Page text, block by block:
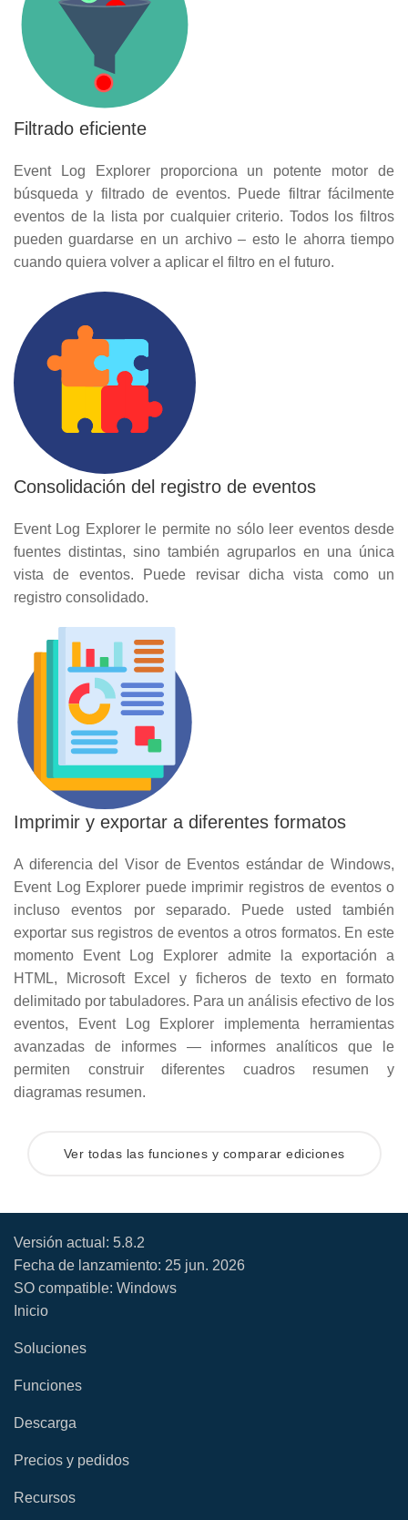
Filtrado eficiente
Event Log Explorer proporciona un potente motor de
búsqueda y filtrado de eventos. Puede filtrar fácilmente
eventos de la lista por cualquier criterio. Todos los filtros
pueden guardarse en un archivo – esto le ahorra tiempo
cuando quiera volver a aplicar el filtro en el futuro.
Consolidación del registro de eventos
Event Log Explorer le permite no sólo leer eventos desde
fuentes distintas, sino también agruparlos en una única
vista de eventos. Puede revisar dicha vista como un
registro consolidado.
Imprimir y exportar a diferentes formatos
A diferencia del Visor de Eventos estándar de Windows,
Event Log Explorer puede imprimir registros de eventos o
incluso eventos por separado. Puede usted también
exportar sus registros de eventos a otros formatos. En este
momento Event Log Explorer admite la exportación a
HTML, Microsoft Excel y ficheros de texto en formato
delimitado por tabuladores. Para un análisis efectivo de los
eventos, Event Log Explorer implementa herramientas
avanzadas de informes — informes analíticos que le
permiten construir diferentes cuadros resumen y
diagramas resumen.
Ver todas las funciones y comparar ediciones
Versión actual: 5.8.2
Fecha de lanzamiento: 25 jun. 2026
SO compatible: Windows
Inicio
Soluciones
Funciones
Descarga
Precios y pedidos
Recursos